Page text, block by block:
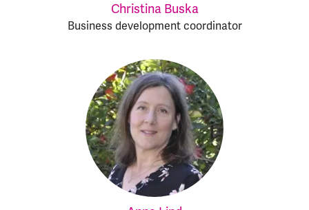
Christina Buska
Business development coordinator